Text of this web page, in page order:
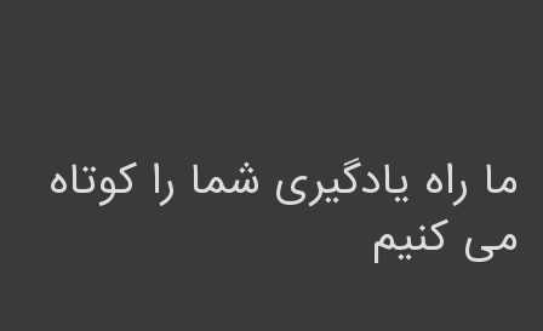
ما راه یادگیری شما را کوتاه
می کنیم